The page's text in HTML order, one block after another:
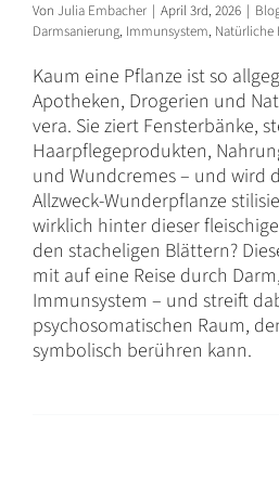
Von Julia Embacher | April 3rd, 2026 |
Darmsanierung, Immunsystem, Natürliche
Kaum eine Pflanze ist so
Apotheken, Drogerien und
vera. Sie ziert Fensterbänke,
Haarpflegeprodukten,
und Wundcremes – und wird
Allzweck-Wunderpflanze
wirklich hinter dieser
den stacheligen Blättern?
mit auf eine Reise durch
Immunsystem – und streift
psychosomatischen Raum,
symbolisch berühren kann.